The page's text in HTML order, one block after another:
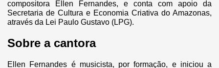
compositora Ellen Fernandes, e conta com apoio da
Secretaria de Cultura e Economia Criativa do Amazonas,
através da Lei Paulo Gustavo (LPG).
Sobre a cantora
Ellen Fernandes é musicista, por formação, e iniciou a